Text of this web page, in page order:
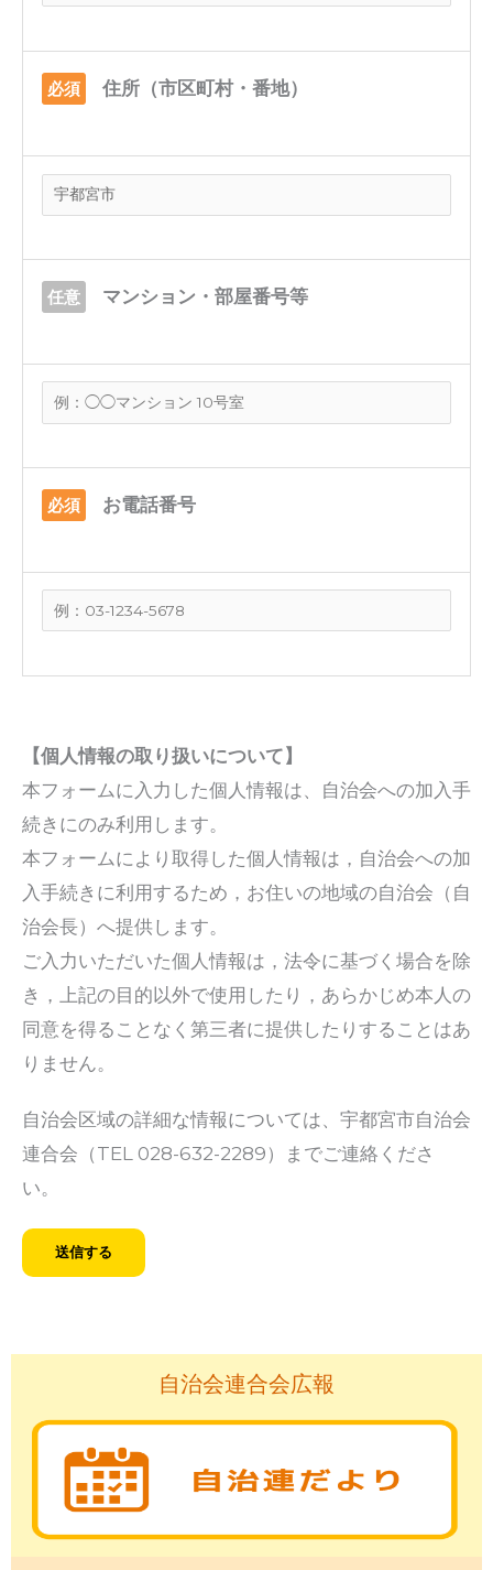
必須 住所（市区町村・番地）
任意 マンション・部屋番号等
必須 お電話番号
【個人情報の取り扱いについて】
本フォームに入力した個人情報は、自治会への加入手
続きにのみ利用します。
本フォームにより取得した個人情報は，自治会への加
入手続きに利用するため，お住いの地域の自治会（自
治会長）へ提供します。
ご入力いただいた個人情報は，法令に基づく場合を除
き，上記の目的以外で使用したり，あらかじめ本人の
同意を得ることなく第三者に提供したりすることはあ
りません。
自治会区域の詳細な情報については、宇都宮市自治会
連合会（TEL 028-632-2289）までご連絡くださ
い。
自治会連合会広報